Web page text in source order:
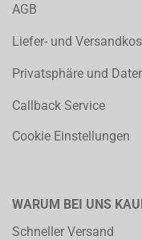
AGB
Liefer- und
Privatsphäre und
Callback Service
Cookie Einstellungen
WARUM BEI UNS
Schneller Versand